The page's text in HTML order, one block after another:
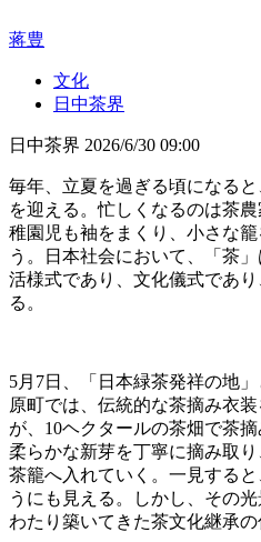
蒋豊
文化
日中茶界
日中茶界 2026/6/30 09:00
毎年、立夏を過ぎる頃になる
を迎える。忙しくなるのは茶
稚園児も袖をまくり、小さな
う。日本社会において、「茶
活様式であり、文化儀式であ
る。
5月7日、「日本緑茶発祥の地
原町では、伝統的な茶摘み衣
が、10ヘクタールの茶畑で茶
柔らかな新芽を丁寧に摘み取
茶籠へ入れていく。一見する
うにも見える。しかし、その
わたり築いてきた茶文化継承の